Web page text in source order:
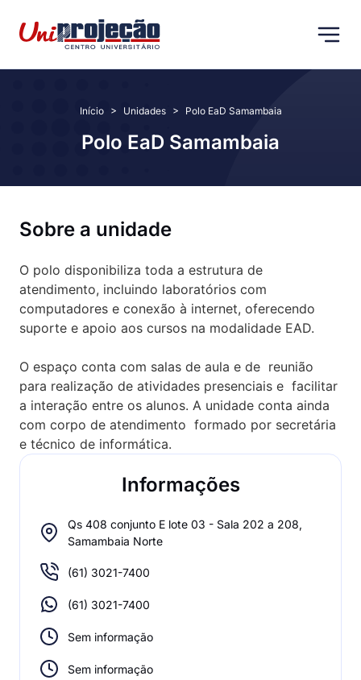
Início > Unidades > Polo EaD Samambaia
Polo EaD Samambaia
Sobre a unidade
O polo disponibiliza toda a estrutura de
atendimento, incluindo laboratórios com
computadores e conexão à internet, oferecendo
suporte e apoio aos cursos na modalidade EAD.
O espaço conta com salas de aula e de reunião
para realização de atividades presenciais e facilitar
a interação entre os alunos. A unidade conta ainda
com corpo de atendimento formado por secretária
e técnico de informática.
Informações
Qs 408 conjunto E lote 03 - Sala 202 a 208,
Samambaia Norte
(61) 3021-7400
(61) 3021-7400
Sem informação
Sem informação